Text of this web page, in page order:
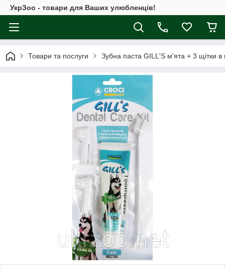
УкрЗоо - товари для Ваших улюбленців!
Товари та послуги Зубна паста GILL'S м'ята + 3 щітки в